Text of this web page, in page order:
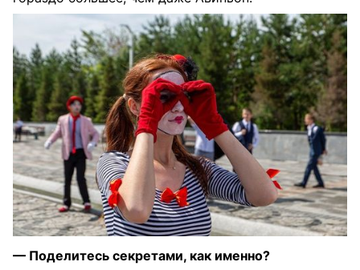
— Поделитесь секретами, как именно?